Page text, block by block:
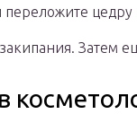
переложите
Затем